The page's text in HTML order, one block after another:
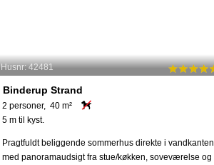
Husnr: 42481
Binderup Strand
2 personer, 40 m²
5 m til kyst.
Pragtfuldt beliggende sommerhus direkte i vandkanten
med panoramaudsigt fra stue/køkken, soveværelse og